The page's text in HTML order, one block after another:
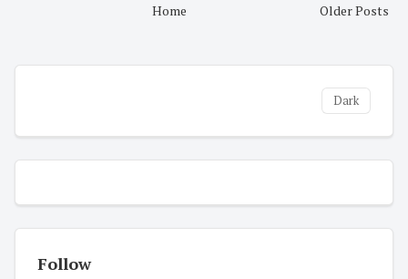
Older Posts
Home
Dark
Follow